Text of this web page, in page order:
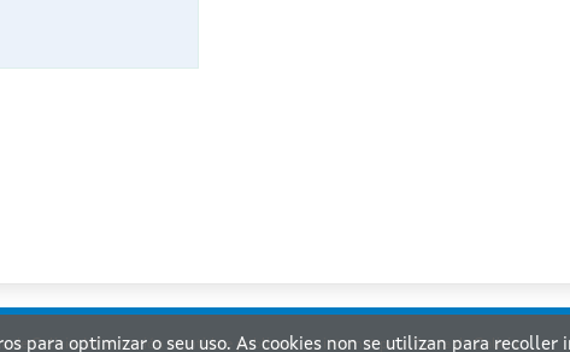
de Galicia. Información mantida e publicada na internet pola Xunta de Galicia
para optimizar o seu uso. As cookies non se utilizan para recoller